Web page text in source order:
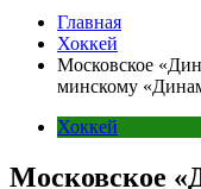
Главная
Хоккей
Московское
минскому
Хоккей
Московское